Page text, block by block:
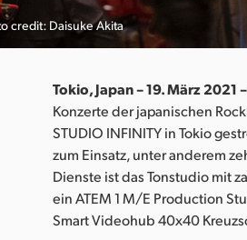
credit: Daisuke Akita
Tokio, Japan – 19. März 2021 –
Konzerte der japanischen
STUDIO INFINITY in Tokio
zum Einsatz, unter anderem
Dienste ist das Tonstudio mit
ein ATEM 1 M/E Production
Smart Videohub 40x40